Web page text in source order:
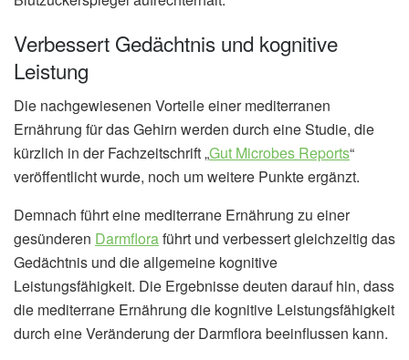
Verbessert Gedächtnis und kognitive
Leistung
Die nachgewiesenen Vorteile einer mediterranen
Ernährung für das Gehirn werden durch eine Studie, die
kürzlich in der Fachzeitschrift „Gut Microbes Reports“
veröffentlicht wurde, noch um weitere Punkte ergänzt.
Demnach führt eine mediterrane Ernährung zu einer
gesünderen Darmfloraführt und verbessert gleichzeitig das
Gedächtnis und die allgemeine kognitive
Leistungsfähigkeit. Die Ergebnisse deuten darauf hin, dass
die mediterrane Ernährung die kognitive Leistungsfähigkeit
durch eine Veränderung der Darmflora beeinflussen kann.